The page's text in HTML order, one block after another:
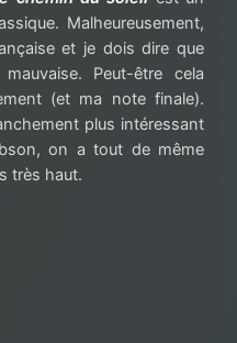
Malheureusement,
et je dois dire que
Peut-être cela
(et ma note finale).
plus intéressant
on a tout de même
très haut.